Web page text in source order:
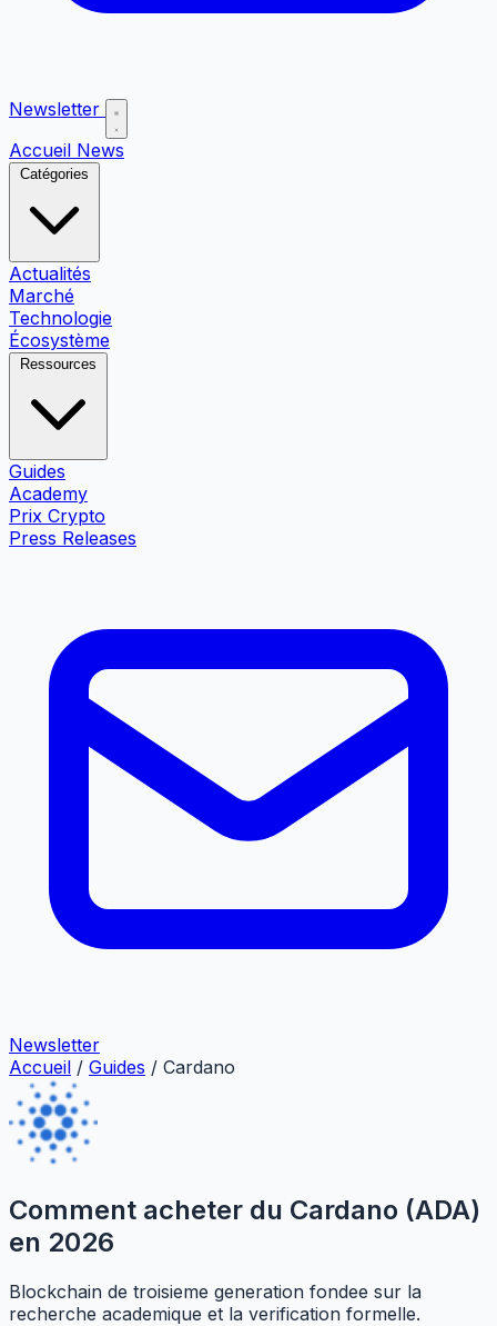
Newsletter
Accueil News
Catégories
Actualités
Marché
Technologie
Écosystème
Ressources
Guides
Academy
Prix Crypto
Press Releases
Newsletter
Accueil / Guides / Cardano
Comment acheter du Cardano (ADA)
en 2026
Blockchain de troisieme generation fondee sur la
recherche academique et la verification formelle.